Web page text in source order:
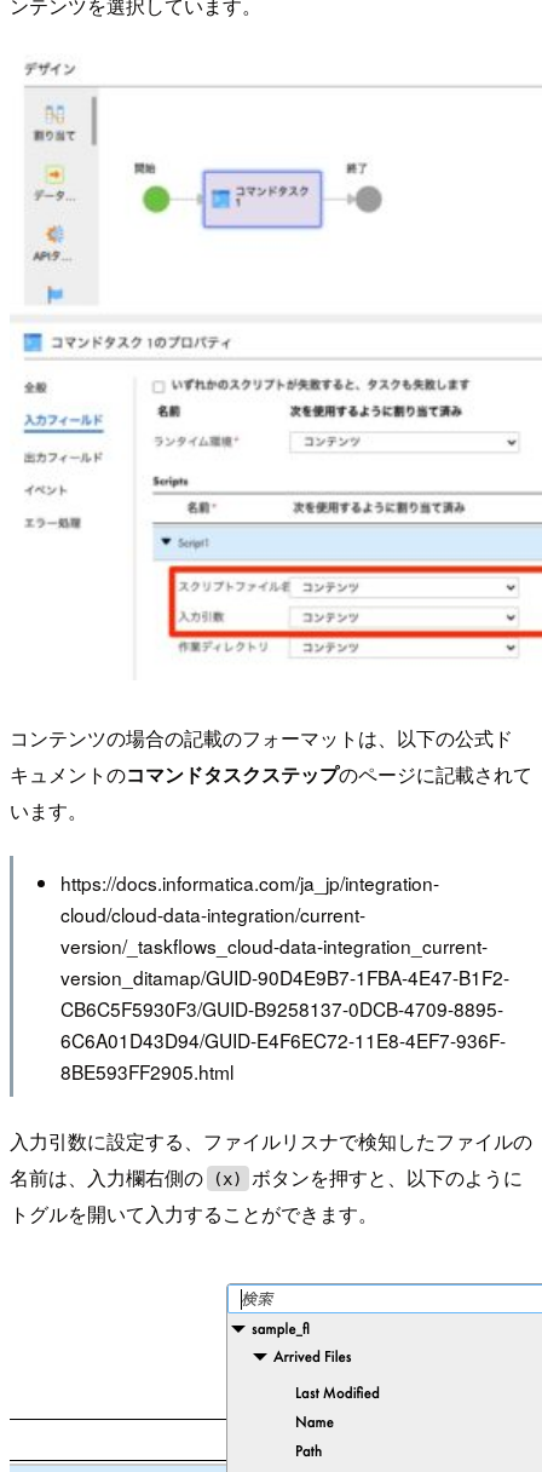
コンテンツの場合の記載のフォーマットは、以下の公式ド
キュメントのコマンドタスクステップのページに記載されて
います。
https://docs.informatica.com/ja_jp/integration-
cloud/cloud-data-integration/current-
version/_taskflows_cloud-data-integration_current-
version_ditamap/GUID-90D4E9B7-1FBA-4E47-B1F2-
CB6C5F5930F3/GUID-B9258137-0DCB-4709-8895-
6C6A01D43D94/GUID-E4F6EC72-11E8-4EF7-936F-
8BE593FF2905.html
入力引数に設定する、ファイルリスナで検知したファイルの
名前は、入力欄右側の
(x)
ボタンを押すと、以下のように
トグルを開いて入力することができます。